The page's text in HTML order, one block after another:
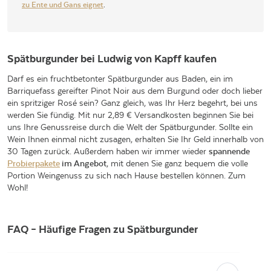
zu Ente und Gans eignet
Spätburgunder bei Ludwig von Kapff kaufen
Darf es ein fruchtbetonter Spätburgunder aus Baden, ein im
Barriquefass gereifter Pinot Noir aus dem Burgund oder doch lieber
ein spritziger Rosé sein? Ganz gleich, was Ihr Herz begehrt, bei uns
werden Sie fündig. Mit nur 2,89 € Versandkosten beginnen Sie bei
uns Ihre Genussreise durch die Welt der Spätburgunder. Sollte ein
Wein Ihnen einmal nicht zusagen, erhalten Sie Ihr Geld innerhalb von
30 Tagen zurück. Außerdem haben wir immer wieder spannende
Probierpakete im Angebot, mit denen Sie ganz bequem die volle
Portion Weingenuss zu sich nach Hause bestellen können. Zum
Wohl!
FAQ – Häufige Fragen zu Spätburgunder